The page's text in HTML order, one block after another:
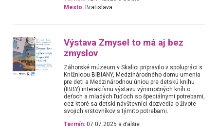
Mesto: Bratislava
Výstava Zmysel to má aj bez
zmyslov
Záhorské múzeum v Skalici pripravilo v spolupráci s
Knižnicou BIBIANY, Medzinárodného domu umenia
pre deti a Medzinárodnou úniou pre detskú knihu
(IBBY) interaktívnu výstavu výnimočných kníh o
deťoch a mladých ľuďoch so špeciálnymi potrebami,
cez ktoré sa detskí návštevníci dozvedia o živote
svojich vrstovníkov s týmito potrebami.
Termín: 07.07.2025 a ďalšie